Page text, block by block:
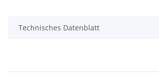
Technisches Datenblatt